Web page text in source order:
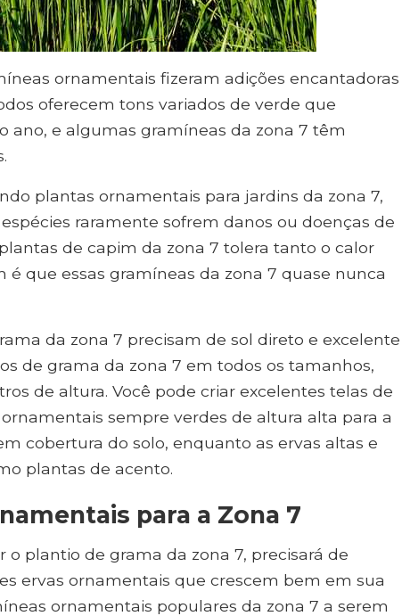
ornamentais fizeram adições encantadoras
oferecem tons variados de verde que
e algumas gramíneas da zona 7 têm
plantas ornamentais para jardins da zona 7,
raramente sofrem danos ou doenças de
de capim da zona 7 tolera tanto o calor
que essas gramíneas da zona 7 quase nunca
da zona 7 precisam de sol direto e excelente
de grama da zona 7 em todos os tamanhos,
de altura. Você pode criar excelentes telas de
sempre verdes de altura alta para a
cobertura do solo, enquanto as ervas altas e
plantas de acento.
para a Zona 7
o plantio de grama da zona 7, precisará de
ervas ornamentais que crescem bem em sua
ornamentais populares da zona 7 a serem